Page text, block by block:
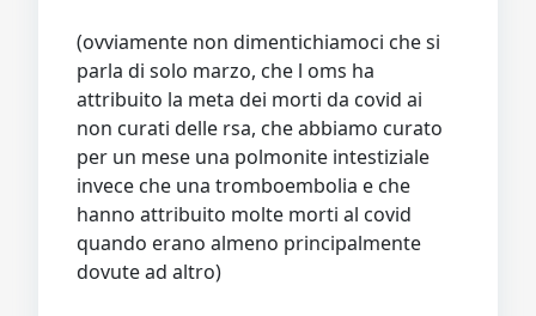
(ovviamente non dimentichiamoci che si
parla di solo marzo, che l oms ha
attribuito la meta dei morti da covid ai
non curati delle rsa, che abbiamo curato
per un mese una polmonite intestiziale
invece che una tromboembolia e che
hanno attribuito molte morti al covid
quando erano almeno principalmente
dovute ad altro)